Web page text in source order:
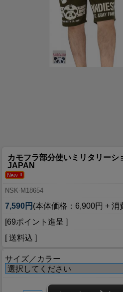
カモフラ部分使いミリタリー
JAPAN
NSK-M18654
7,590円 (本体価格：6,900円 + 消
[69ポイント進呈 ]
[ 送料込 ]
サイズ／カラー